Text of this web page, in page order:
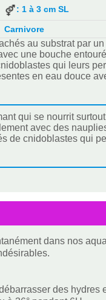
: 1 à 3 cm SL
Carnivore
au substrat par
une bouche
qui leurs
en eau douce
qui se nourrit
avec des
de cnidoblastes qui
dans nos
des